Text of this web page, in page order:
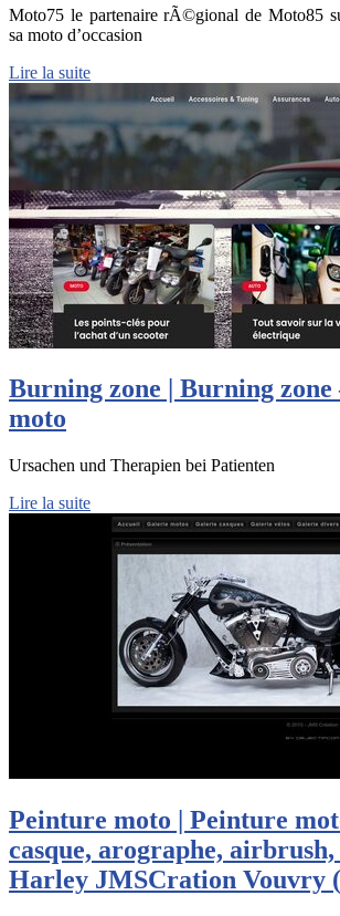
Moto75 le partenaire rÃ©gional de Moto85
sa moto d’occasion
Lire la suite
Burning zone | Burning zone
moto
Ursachen und Therapien bei Patienten
Lire la suite
Peinture moto | Peinture
casque, arographe, airbrush,
Harley JMSCration Vouvry